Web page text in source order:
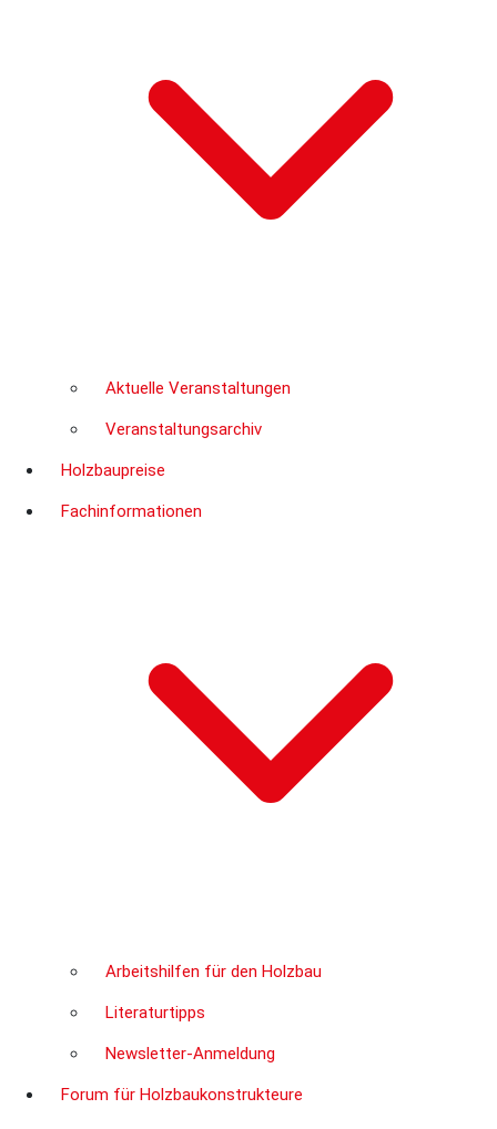
Aktuelle Veranstaltungen
Veranstaltungsarchiv
Holzbaupreise
Fachinformationen
Arbeitshilfen für den Holzbau
Literaturtipps
Newsletter-Anmeldung
Forum für Holzbaukonstrukteure